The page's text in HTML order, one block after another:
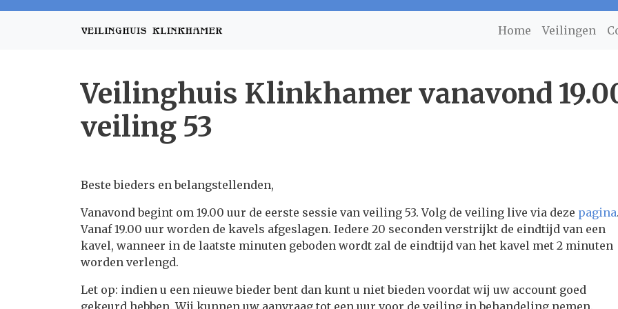
Home Veilingen
Veilinghuis Klinkhamer vanavond
veiling 53
Beste bieders en belangstellenden,
Vanavond begint om 19.00 uur de eerste sessie van veiling 53. Volg de veiling live via deze pagina
Vanaf 19.00 uur worden de kavels afgeslagen. Iedere 20 seconden verstrijkt de eindtijd van een
kavel, wanneer in de laatste minuten geboden wordt zal de eindtijd van het kavel met 2 minuten
worden verlengd.
Let op: indien u een nieuwe bieder bent dan kunt u niet bieden voordat wij uw account goed
gekeurd hebben. Wij kunnen uw aanvraag tot een uur voor de veiling in behandeling nemen.